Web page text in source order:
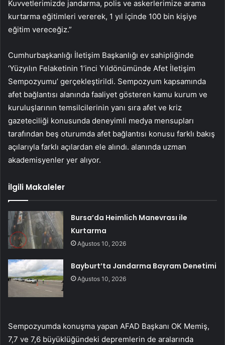
Kuvvetlerimizde jandarma, polis ve askerlerimize arama
kurtarma eğitimleri vererek, 1 yıl içinde 100 bin kişiye
eğitim vereceğiz.”
Cumhurbaşkanlığı İletişim Başkanlığı ev sahipliğinde
‘Yüzyılın Felaketinin 1’inci Yıldönümünde Afet İletişim
Sempozyumu’ gerçekleştirildi. Sempozyum kapsamında
afet bağlantısı alanında faaliyet gösteren kamu kurum ve
kuruluşlarının temsilcilerinin yanı sıra afet ve kriz
gazeteciliği konusunda deneyimli medya mensupları
tarafından beş oturumda afet bağlantısı konusu farklı bakış
açılarıyla farklı açılardan ele alındı. alanında uzman
akademisyenler yer alıyor.
İlgili Makaleler
Bursa’da Heimlich Manevrası ile
Kurtarma
Ağustos 10, 2026
Bayburt’ta Jandarma Bayram Denetimi
Ağustos 10, 2026
Sempozyumda konuşma yapan AFAD Başkanı OK Memiş,
7,7 ve 7,6 büyüklüğündeki depremlerin de aralarında